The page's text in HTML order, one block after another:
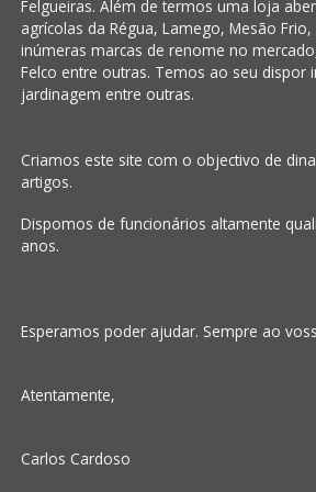
Felgueiras. Além de termos uma loja
agrícolas da Régua, Lamego, Mesão
inúmeras marcas de renome no
Felco entre outras. Temos ao seu
jardinagem entre outras.
Criamos este site com o objectivo de
artigos.
Dispomos de funcionários altamente
anos.
Esperamos poder ajudar. Sempre ao
Atentamente,
Carlos Cardoso